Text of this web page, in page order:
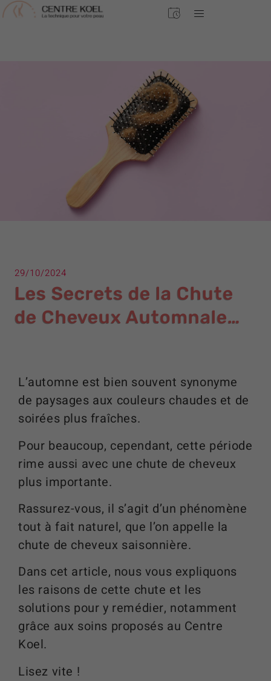
29/10/2024
Les Secrets de la Chute
de Cheveux Automnale…
L’automne est bien souvent synonyme
de paysages aux couleurs chaudes et de
soirées plus fraîches.
Pour beaucoup, cependant, cette période
rime aussi avec une chute de cheveux
plus importante.
Rassurez-vous, il s’agit d’un phénomène
tout à fait naturel, que l’on appelle la
chute de cheveux saisonnière.
Dans cet article, nous vous expliquons
les raisons de cette chute et les
solutions pour y remédier, notamment
grâce aux soins proposés au Centre
Koel.
Lisez vite !